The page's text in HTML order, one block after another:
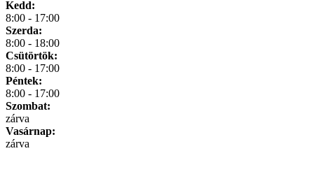
Kedd:
8:00 - 17:00
Szerda:
8:00 - 18:00
Csütörtök:
8:00 - 17:00
Péntek:
8:00 - 17:00
Szombat:
zárva
Vasárnap:
zárva